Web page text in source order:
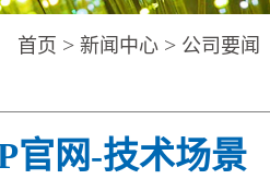
首页 >新闻中心 > 公司要闻
官网-技术场景